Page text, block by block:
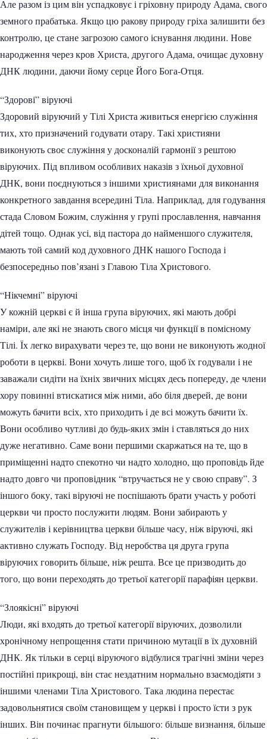
Але разом із цим він успадковує і гріховну природу Адама, свого
земного прабатька. Якщо цю ракову природу гріха залишити без
контролю, це стане загрозою самого існування людини. Нове
народження через кров Христа, другого Адама, очищає духовну
ДНК людини, даючи йому серце Його Бога-Отця.
“Здорові” віруючі
Здоровий віруючий у Тілі Христа живиться енергією служіння
тих, хто призначений годувати отару. Такі християни
виконують своє служіння у досконалій гармонії з рештою
віруючих. Під впливом особливих наказів з їхньої духовної
ДНК, вони поєднуються з іншими християнами для виконання
конкретного завдання всередині Тіла. Наприклад, для годування
стада Словом Божим, служіння у групі прославлення, навчання
дітей тощо. Однак усі, від пастора до найменшого служителя,
мають той самий код духовного ДНК нашого Господа і
безпосередньо пов’язані з Главою Тіла Христового.
“Нікчемні” віруючі
У кожній церкві є й інша група віруючих, які мають добрі
наміри, але які не знають свого місця чи функції в помісному
Тілі. Їх легко вирахувати через те, що вони не виконують жодної
роботи в церкві. Вони хочуть лише того, щоб їх годували і не
заважали сидіти на їхніх звичних місцях десь попереду, де члени
хору повинні втискатися між ними, або біля дверей, де вони
можуть бачити всіх, хто приходить і де всі можуть бачити їх.
Вони особливо чутливі до будь-яких змін і ставляться до них
дуже негативно. Саме вони першими скаржаться на те, що в
приміщенні надто спекотно чи надто холодно, що проповідь йде
надто довго чи проповідник “втручається не у свою справу”. З
іншого боку, такі віруючі не поспішають брати участь у роботі
церкви чи просто послужити людям. Вони забирають у
служителів і керівництва церкви більше часу, ніж віруючі, які
активно служать Господу. Від неробства ця друга група
віруючих говорить більше, ніж решта. Все це призводить до
того, що вони переходять до третьої категорії парафіян церкви.
“Злоякісні” віруючі
Люди, які входять до третьої категорії віруючих, дозволили
хронічному непрощення стати причиною мутації в їх духовній
ДНК. Як тільки в серці віруючого відбулися трагічні зміни через
постійні прикрощі, він стає нездатним нормально взаємодіяти з
іншими членами Тіла Христового. Така людина перестає
задовольнятися своїм становищем у церкві і просто їсти з рук
інших. Він починає прагнути більшого: більше визнання, більше